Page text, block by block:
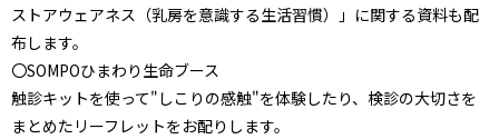
ストアウェアネス（乳房を意識する生活習慣）」に関する資料も配
布します。
〇SOMPOひまわり生命ブース
触診キットを使って"しこりの感触"を体験したり、検診の大切さを
まとめたリーフレットをお配りします。